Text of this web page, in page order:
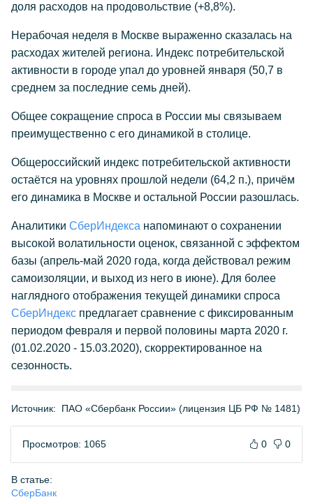
доля расходов на продовольствие (+8,8%).
Нерабочая неделя в Москве выраженно сказалась на
расходах жителей региона. Индекс потребительской
активности в городе упал до уровней января (50,7 в
среднем за последние семь дней).
Общее сокращение спроса в России мы связываем
преимущественно с его динамикой в столице.
Общероссийский индекс потребительской активности
остаётся на уровнях прошлой недели (64,2 п.), причём
его динамика в Москве и остальной России разошлась.
Аналитики СберИндекса напоминают о сохранении
высокой волатильности оценок, связанной с эффектом
базы (апрель-май 2020 года, когда действовал режим
самоизоляции, и выход из него в июне). Для более
наглядного отображения текущей динамики спроса
СберИндекс предлагает сравнение с фиксированным
периодом февраля и первой половины марта 2020 г.
(01.02.2020 - 15.03.2020), скорректированное на
сезонность.
Источник: ПАО «Сбербанк России» (лицензия ЦБ РФ № 1481)
Просмотров: 1065 0 0
В статье:
СберБанк